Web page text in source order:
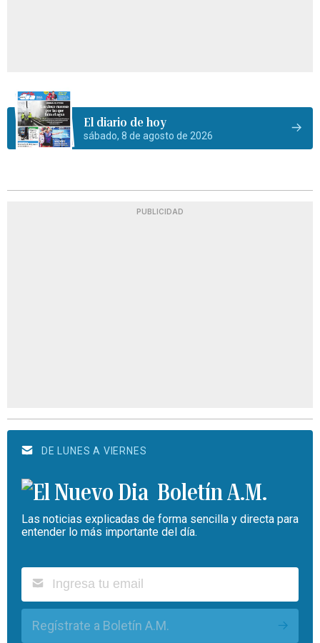
El diario de hoy
sábado, 8 de agosto de 2026
PUBLICIDAD
DE LUNES A VIERNES
Boletín A.M.
Las noticias explicadas de forma sencilla y directa para
entender lo más importante del día.
Regístrate a Boletín A.M.